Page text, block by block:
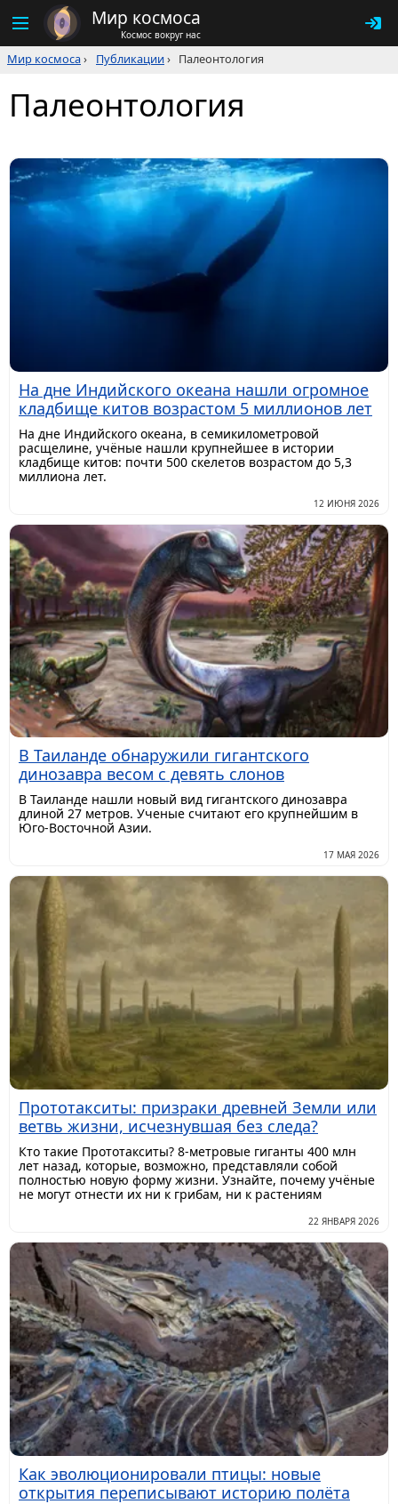
Мир космоса
Космос вокруг нас
Мир космоса› Публикации› Палеонтология
Палеонтология
На дне Индийского океана нашли огромное
кладбище китов возрастом 5 миллионов лет
На дне Индийского океана, в семикилометровой
расщелине, учёные нашли крупнейшее в истории
кладбище китов: почти 500 скелетов возрастом до 5,3
миллиона лет.
12 ИЮНЯ 2026
В Таиланде обнаружили гигантского
динозавра весом с девять слонов
В Таиланде нашли новый вид гигантского динозавра
длиной 27 метров. Ученые считают его крупнейшим в
Юго-Восточной Азии.
17 МАЯ 2026
Прототакситы: призраки древней Земли или
ветвь жизни, исчезнувшая без следа?
Кто такие Прототакситы? 8-метровые гиганты 400 млн
лет назад, которые, возможно, представляли собой
полностью новую форму жизни. Узнайте, почему учёные
не могут отнести их ни к грибам, ни к растениям
22 ЯНВАРЯ 2026
Как эволюционировали птицы: новые
открытия переписывают историю полёта